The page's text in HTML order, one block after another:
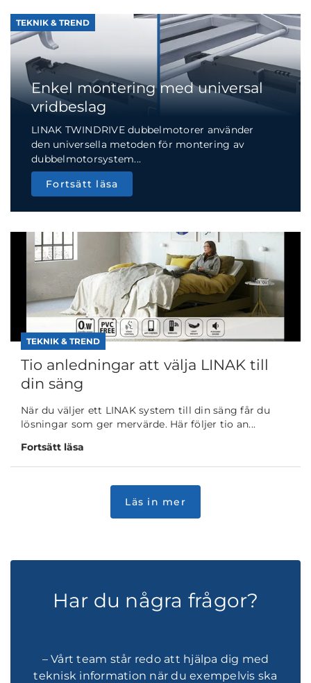
TEKNIK & TREND
Enkel montering med universal
vridbeslag
LINAK TWINDRIVE dubbelmotorer använder
den universella metoden för montering av
dubbelmotorsystem...
Fortsätt läsa
TEKNIK & TREND
Tio anledningar att välja LINAK till
din säng
När du väljer ett LINAK system till din säng får du
lösningar som ger mervärde. Här följer tio an...
Fortsätt läsa
Har du några frågor?
– Vårt team står redo att hjälpa dig med
teknisk information när du exempelvis ska